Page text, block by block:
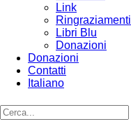
Link
Ringraziamenti
Libri Blu
Donazioni
Donazioni
Contatti
Italiano